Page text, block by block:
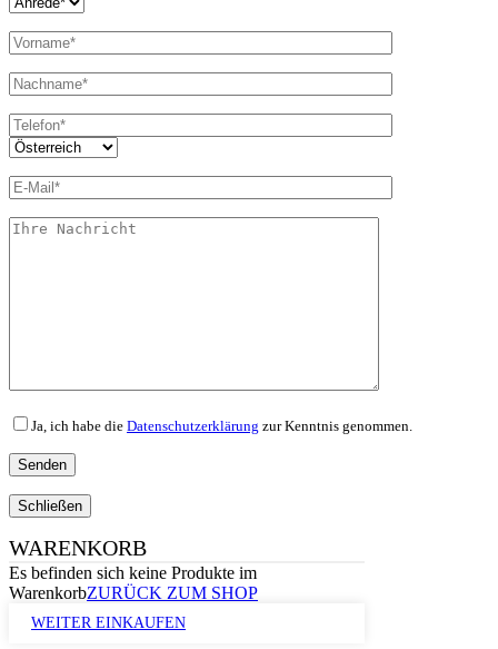
Ja, ich habe die Datenschutzerklärung zur Kenntnis genommen.
Schließen
WARENKORB
Es befinden sich keine Produkte im
WarenkorbZURÜCK ZUM SHOP
WEITER EINKAUFEN